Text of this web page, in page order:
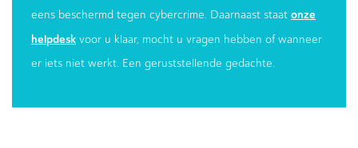
eens beschermd tegen cybercrime. Daarnaast staat onze
helpdesk voor u klaar, mocht u vragen hebben of wanneer
er iets niet werkt. Een geruststellende gedachte.